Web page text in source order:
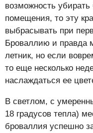
возможность
помещения, то эту
выбрасывать при
Броваллию и правда
летник, но если
то еще несколько
наслаждаться ее
В светлом, с
18 градусов тепла)
броваллия успешно